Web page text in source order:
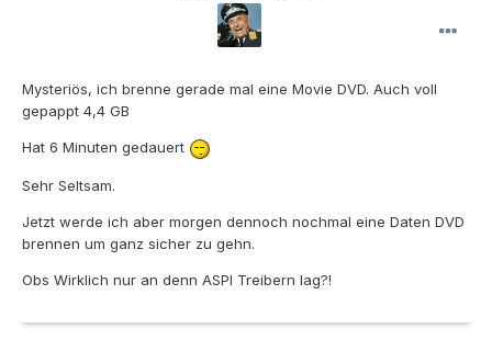
Mysteriös, ich brenne gerade mal eine Movie DVD. Auch voll
gepappt 4,4 GB
Hat 6 Minuten gedauert
Sehr Seltsam.
Jetzt werde ich aber morgen dennoch nochmal eine Daten DVD
brennen um ganz sicher zu gehn.
Obs Wirklich nur an denn ASPI Treibern lag?!